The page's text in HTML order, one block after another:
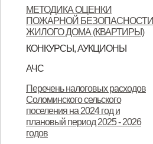
МЕТОДИКА ОЦЕНКИ
ПОЖАРНОЙ БЕЗОПАСНОСТИ
ЖИЛОГО ДОМА (КВАРТИРЫ)
КОНКУРСЫ, АУКЦИОНЫ
Продажа земельных участков
АЧС
области от 23.11.2022 года № 674
"Об установлении
ограничительных мероприятий
области от 28.11.2022 года № 683
"О внесении изменений в Указ
Губернатора Орловской области
области от 28.11.2022 года № 684
"Об установлении
ограничительных мероприятий
Перечень налоговых расходов
Соломинского сельского
поселения на 2024 год и
плановый период 2025 - 2026
годов